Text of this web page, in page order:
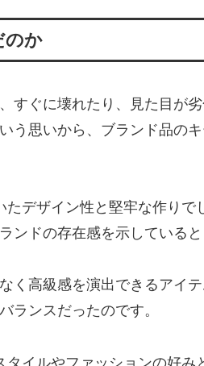
のか
すぐに壊れたり、見た目が
う思いから、ブランド品の
デザイン性と堅牢な作りで
ンドの存在感を示していると
く高級感を演出できるアイ
ランスだったのです。
イルやファッションの好み